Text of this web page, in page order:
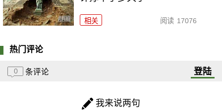
相关 阅读 17076
热门评论
0 条评论 登陆
我来说两句